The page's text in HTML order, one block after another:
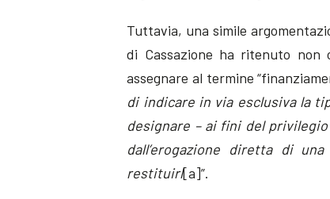
Tuttavia, una simile
di Cassazione ha ritenuto non
assegnare al termine
di indicare in via esclusiva la
designare – ai fini del
dall’erogazione diretta di
restituirl[a]”.